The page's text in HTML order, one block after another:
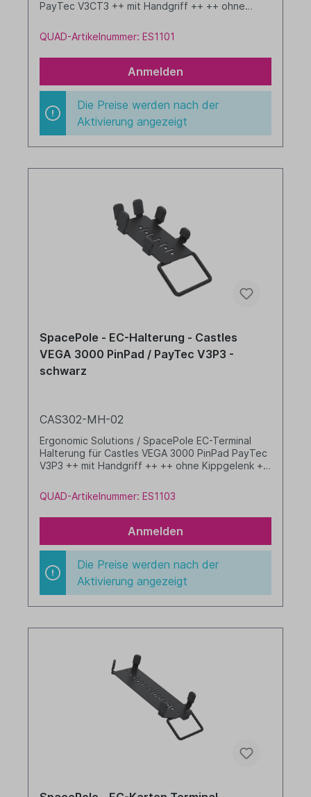
PayTec V3CT3 ++ mit Handgriff ++ ++ ohne
QUAD-Artikelnummer: ES1101
Anmelden
Die Preise werden nach der
Aktivierung angezeigt
SpacePole - EC-Halterung - Castles
VEGA 3000 PinPad / PayTec V3P3 -
schwarz
CAS302-MH-02
Ergonomic Solutions / SpacePole EC-Terminal
Halterung für Castles VEGA 3000 PinPad PayTec
V3P3 ++ mit Handgriff ++ ++ ohne Kippgelenk ++
QUAD-Artikelnummer: ES1103
Anmelden
Die Preise werden nach der
Aktivierung angezeigt